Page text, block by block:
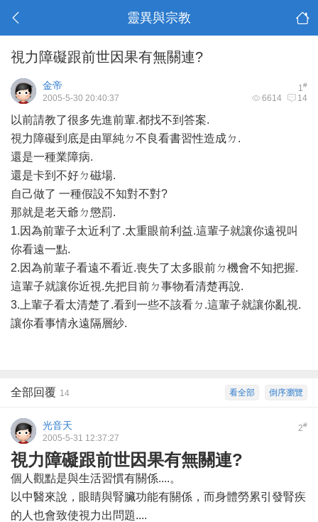
靈異與宗教
視力障礙跟前世因果有無關連?
1#
金帝
6614 14
2005-5-30 20:40:37
以前請教了很多先進前輩.都找不到答案.
視力障礙到底是由單純ㄉ不良看書習性造成ㄉ.
還是一種業障病.
還是卡到不好ㄉ磁場.
自己做了 一種假設不知對不對?
那就是老天爺ㄉ懲罰.
1.因為前輩子太近利了.太重眼前利益.這輩子就讓你遠視叫
你看遠一點.
2.因為前輩子看遠不看近.喪失了太多眼前ㄉ機會不知把握.
這輩子就讓你近視.先把目前ㄉ事物看清楚再說.
3.上輩子看太清楚了.看到一些不該看ㄉ.這輩子就讓你亂視.
讓你看事情永遠隔層紗.
倒序瀏覽
看全部
全部回覆 14
2#
光音天
2005-5-31 12:37:27
視力障礙跟前世因果有無關連?
個人觀點是與生活習慣有關係....。
以中醫來說，眼睛與腎臟功能有關係，而身體勞累引發腎疾
的人也會致使視力出問題....